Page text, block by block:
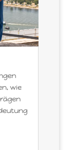
wie